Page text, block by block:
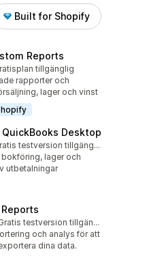
Built for Shopify
Reports
totalt tillgänglig
rapporter och
lager och vinst
Desktop
totalt
Gratis testversion tillgänglig
lager och
utbetalningar
totalt
Gratis testversion tillgänglig
och analys för att
dina data.